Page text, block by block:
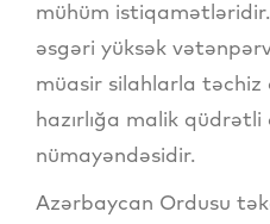
mühüm
əsgəri yüksək
müasir silahlarla təchiz
hazırlığa malik qüdrətli
nümayəndəsidir.
Azərbaycan Ordusu